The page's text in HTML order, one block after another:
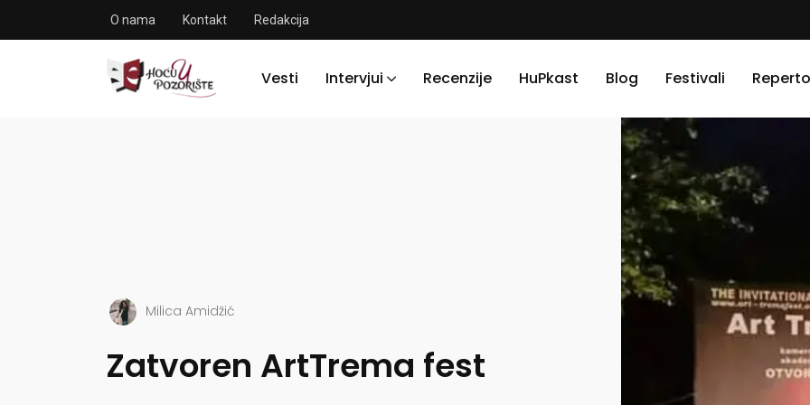
O nama Kontakt Redakcija
Vesti Intervjui Recenzije HuPkast Blog Festivali
Milica Amidžić
Zatvoren ArtTrema fest